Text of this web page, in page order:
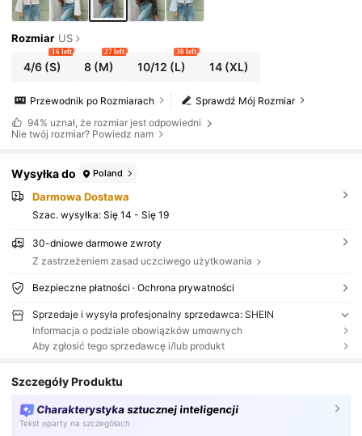
Rozmiar US
4/6(S)
16 left
8 (M)
27 left
10/12 (L)
30 left
14(XL)
Sprawdź Mój Rozmiar
Przewodnik po Rozmiarach
94% uznał, że rozmiar jest odpowiedni
Nie twój rozmiar? Powiedz nam
Wysyłka do Poland
Darmowa Dostawa
Szac. wysyłka: Się 14 - Się 19
30-dniowe darmowe zwroty
Z zastrzeżeniem zasad uczciwego użytkowania
Bezpieczne płatności · Ochrona prywatności
Sprzedaje i wysyła profesjonalny sprzedawca: SHEIN
Informacja o podziale obowiązków umownych
Aby zgłosić tego sprzedawcę i/lub produkt
Szczegóły Produktu
Charakterystyka sztucznej inteligencji
Tekst oparty na szczegółach